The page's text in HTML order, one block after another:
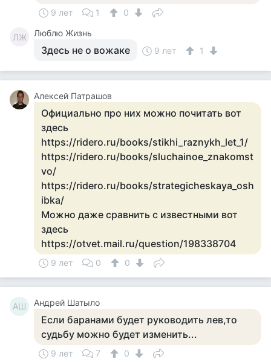
9 лет 1 0
ЛЖ Люблю Жизнь
Здесь не о вожаке 9 лет 1
Алексей Патрашов
Официально про них можно почитать вот
здесь
https://ridero.ru/books/stikhi_raznykh_let_1/
https://ridero.ru/books/sluchainoe_znakomst
vo/
https://ridero.ru/books/strategicheskaya_osh
ibka/
Можно даже сравнить с известными вот
здесь
https://otvet.mail.ru/question/198338704
9 лет 0 0
АШ Андрей Шатыло
Если баранами будет руководить лев,то
судьбу можно будет изменить...
9 лет 7 0